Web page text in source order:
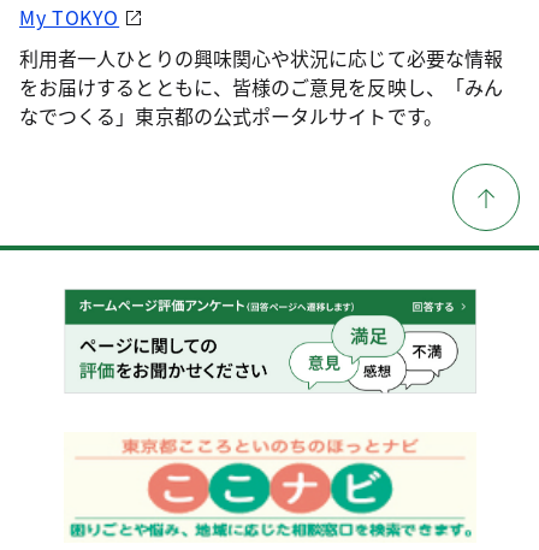
My TOKYO
利用者一人ひとりの興味関心や状況に応じて必要な情報
をお届けするとともに、皆様のご意見を反映し、「みん
なでつくる」東京都の公式ポータルサイトです。